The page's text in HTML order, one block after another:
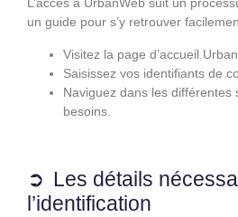
L’accès à UrbanWeb suit un
un guide pour s’y retrouver
Visitez la page d’accueil
Saisissez vos identifiants de
Naviguez dans les différentes
besoins.
Les détails
l’identification